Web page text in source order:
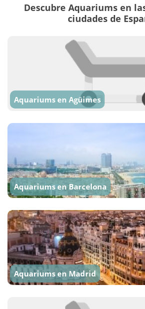
Descubre Aquariums en
ciudades de
Aquariums en Agüimes
Aquariums en Barcelona
Aquariums en Madrid